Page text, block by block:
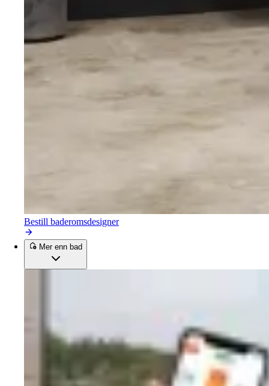
Bestill baderomsdesigner
Mer enn bad